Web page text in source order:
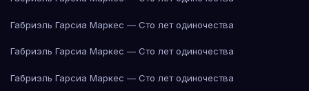
Габриэль Гарсиа Маркес — Сто лет одиночества
Габриэль Гарсиа Маркес — Сто лет одиночества
Габриэль Гарсиа Маркес — Сто лет одиночества